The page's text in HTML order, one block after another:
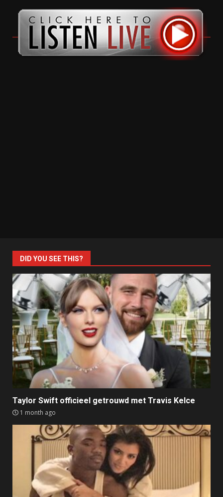
DID YOU SEE THIS?
Taylor Swift officieel getrouwd met Travis Kelce
1 month ago